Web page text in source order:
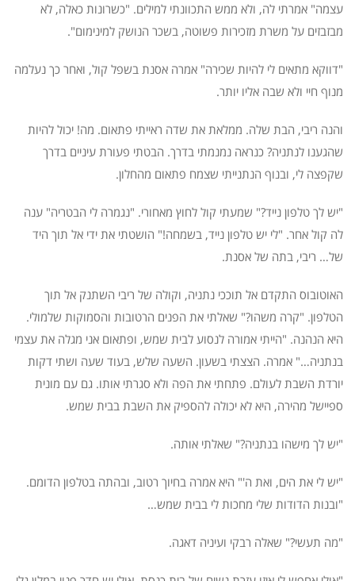
עצמה" אמרתי לה, ולא ממש התכוונתי למילים. "כשרונות כאלה, לא
מבזבזים על משרת מזכירות פשוטה, בשכר הנושק למינימום".
"דווקא מתאים לי להיות שכירה" אמרה אסנת בשפל קול, ואחר כך נעלמה
מנוף חיי ולא שבה אליו יותר.
והנה ריבי, הבת שלה. ממלאת את שדה ראייתי פתאום. מה! יכול להיות
שהגענו לנתניה? כנראה נמנמתי בדרך. הבטתי פעורת עיניים בדרך
שקפצה לי, ובנוף הנתנייתי שצמח פתאום מהחלון.
"יש לך טלפון נייד?" שמעתי קול לחוץ מאחורי. "נגמרה לי הבטריה" ענה
לה קול אחר. "לי יש טלפון נייד, בשמחה!" הושטתי את ידי אל תוך היד
של… ריבי, בתה של אסנת.
האוטובוס התקדם אל תוככי נתניה, וקולה של ריבי השתנק אל תוך
הטלפון. "קרה משהו?" שאלתי את הפנים הרטובות והסמוקות שלמולי.
היא הנהנה. "הייתי אמורה לנסוע לבית שמש, ופתאום אני מגלה את עצמי
בנתניה…" אמרה. הצצתי בשעון. השעה שלש, בעוד שעה ושתי דקות
יורדת השבת לעולם. פתחתי את הפה ולא סגרתי אותו. גם עם מונית
ספיישל מהירה, היא לא יכולה להספיק את השבת בבית שמש.
"יש לך מישהו בנתניה?" שאלתי אותה.
"יש לי את הים, ואת ה'" היא אמרה בחיוך רטוב, ובהתה בטלפון הדומם.
"ובנות הדודות שלי מחכות לי בבית שמש…
"מה תעשי?" שאלה רבקי ועיניה דאגה.